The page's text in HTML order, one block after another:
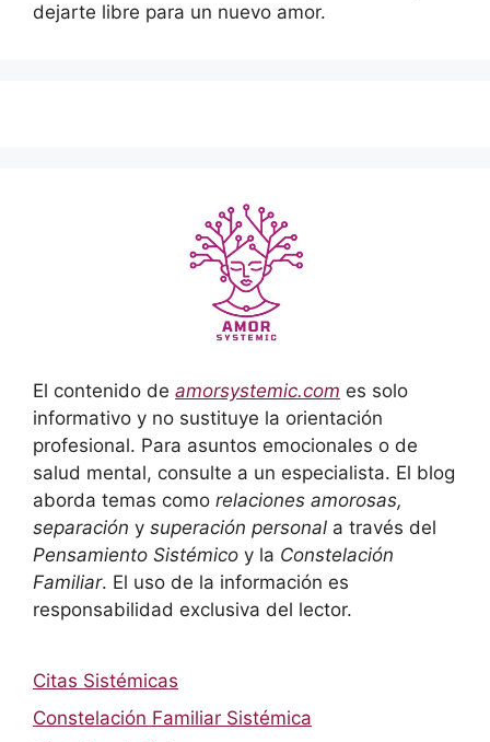
dejarte libre para un nuevo amor.
El contenido de amorsystemic.com es solo
informativo y no sustituye la orientación
profesional. Para asuntos emocionales o de
salud mental, consulte a un especialista. El blog
aborda temas como relaciones amorosas,
separación y superación personal a través del
Pensamiento Sistémico y la Constelación
Familiar. El uso de la información es
responsabilidad exclusiva del lector.
Citas Sistémicas
Constelación Familiar Sistémica